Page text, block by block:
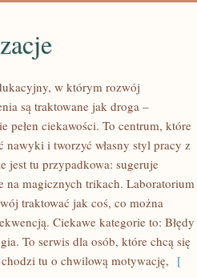
w którym rozwój
są traktowane jak droga –
pełen ciekawości. To centrum, które
nawyki i tworzyć własny styl pracy z
jest tu przypadkowa: sugeruje
na magicznych trikach. Laboratorium
traktować jak coś, co można
Ciekawe kategorie to: Błędy
To serwis dla osób, które chcą się
tu o chwilową motywację, [